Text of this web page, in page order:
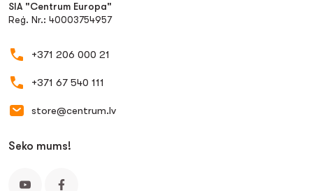
SIA "Centrum Europa"
Reģ. Nr.: 40003754957
+371 206 000 21
+371 67 540 111
store@centrum.lv
Seko mums!